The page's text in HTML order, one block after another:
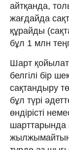
айтқанда,
жағдайда
құрайды
бұл 1 млн
Шарт
белгілі бір
сақтандыру
бұл түрі
өндірісті
жылжымайтын